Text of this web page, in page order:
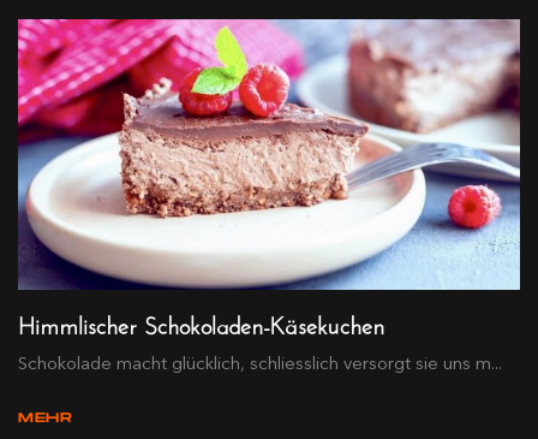
Himmlischer Schokoladen-Käsekuchen
Schokolade macht glücklich, schliesslich versorgt sie uns m...
MEHR